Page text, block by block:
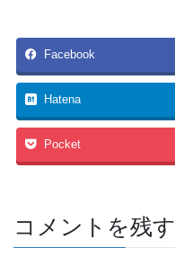
Facebook
Hatena
Pocket
コメントを残す